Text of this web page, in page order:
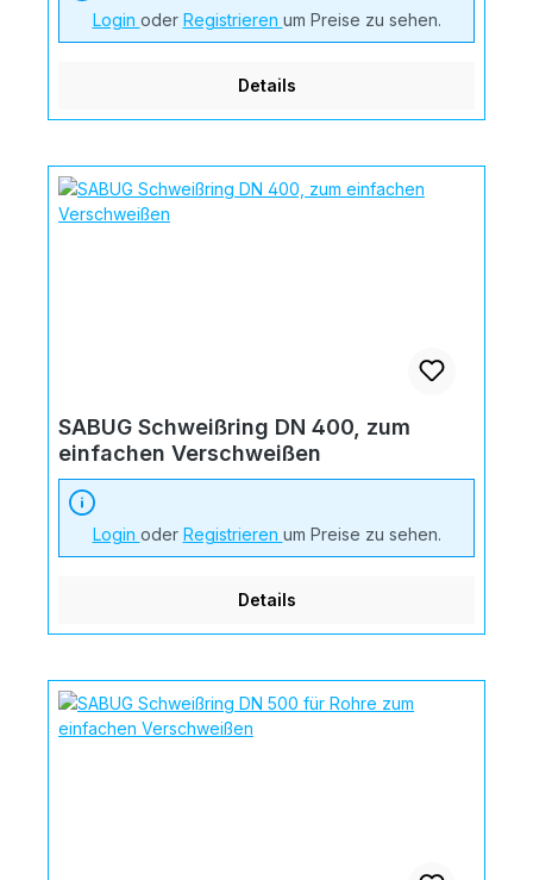
Login oder Registrieren um Preise zu sehen.
Details
SABUG Schweißring DN 400, zum
einfachen Verschweißen
Login oder Registrieren um Preise zu sehen.
Details